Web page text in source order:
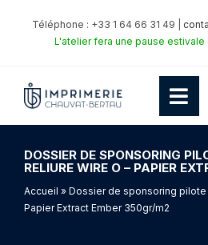
Téléphone : +33 1 64 66 31 49 |
L'atelier fera une pause estivale
DOSSIER DE SPONSORING
RELIURE WIRE O – PAPIER
Accueil » Dossier de sponsoring pilote
Papier Extract Ember 350gr/m2